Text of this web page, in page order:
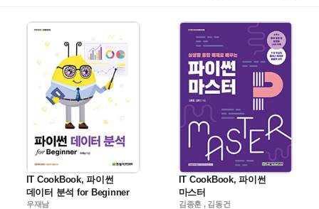
IT CookBook, 파이썬
데이터 분석 for Beginner
우재남
IT CookBook, 파이썬
마스터
김종훈 , 김동건